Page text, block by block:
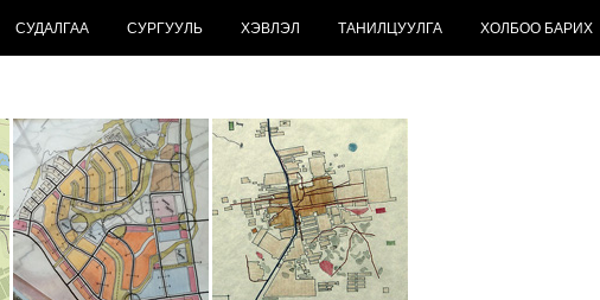
СУДАЛГАА СУРГУУЛЬ ХЭВЛЭЛ ТАНИЛЦУУЛГА ХОЛБОО БАРИХ